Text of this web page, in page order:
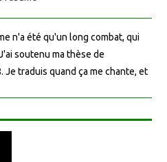
n'a été qu'un long combat, qui
soutenu ma thèse de
traduis quand ça me chante, et